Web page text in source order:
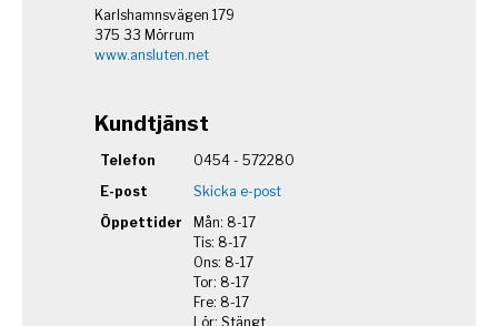
Karlshamnsvägen 179
375 33 Mörrum
www.ansluten.net
Kundtjänst
Telefon
0454 - 572280
E-post
Skicka e-post
Öppettider
Mån: 8-17
Tis: 8-17
Ons: 8-17
Tor: 8-17
Fre: 8-17
Lör: Stängt